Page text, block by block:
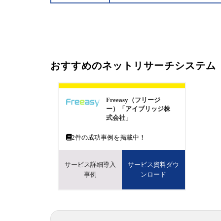
おすすめのネットリサーチシステム
Freeasy（フリージ
ー）「アイブリッジ株
式会社」
2件の成功事例を掲載中！
サービス詳細導入
事例
サービス資料ダウ
ンロード